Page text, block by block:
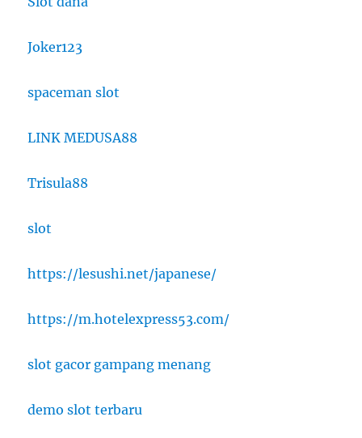
Joker123
spaceman slot
LINK MEDUSA88
Trisula88
slot
https://lesushi.net/japanese/
https://m.hotelexpress53.com/
slot gacor gampang menang
demo slot terbaru